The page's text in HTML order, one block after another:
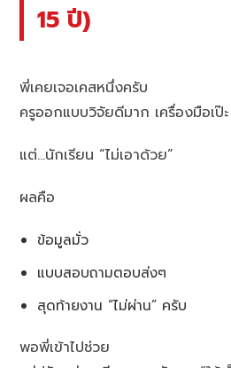
15 ปี)
พี่เคยเจอเคสหนึ่งครับ
ครูออกแบบวิจัยดีมาก เครื่องมือเป๊ะ
แต่…นักเรียน “ไม่เอาด้วย”
ผลคือ
ข้อมูลมั่ว
แบบสอบถามตอบส่งๆ
สุดท้ายงาน “ไม่ผ่าน” ครับ
พอพี่เข้าไปช่วย